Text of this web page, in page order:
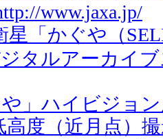
www.jaxa.jp/
星「かぐや（
タルアーカイ
や」ハイビジョ
高度（近月点）